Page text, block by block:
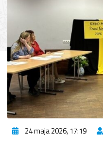
24 maja 2026, 17:19